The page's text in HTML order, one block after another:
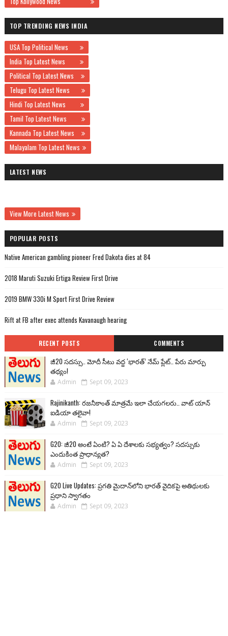
TOP TRENDING NEWS INDIA
USA Top Political News
India Top Latest News
Political Top Latest News
Telugu Top Latest News
Hindi Top Latest News
Tamil Top Latest News
Kannada Top Latest News
Malayalam Top Latest News
LATEST NEWS
View More Latest News
POPULAR POSTS
Native American gambling pioneer Fred Dakota dies at 84
2018 Maruti Suzuki Ertiga Review First Drive
2019 BMW 330i M Sport First Drive Review
Rift at FB after exec attends Kavanaugh hearing
RECENT POSTS COMMENTS
జీ20 సదస్సు.. మోదీ సీటు వద్ద ‘భారత్’ నేమ్ ప్లేట్‌.. పేరు మార్పు
తథ్యం!
Admin Sept 09, 2023
Rajinikanth: రజనీకాంత్ మాత్రమే ఇలా చేయగలరు.. వాట్ యాన్
ఐడియా తలైవా!
Admin Sept 09, 2023
G20: జీ20 అంటే ఏంటి? ఏ ఏ దేశాలకు సభ్యత్వం? సదస్సుకు
ఎందుకింత ప్రాధాన్యత?
Admin Sept 09, 2023
G20 Live Updates: ప్రగతి మైదాన్‌లోని భారత్ వైదికపై అతిథులకు
ప్రధాని స్వాగతం
Admin Sept 09, 2023